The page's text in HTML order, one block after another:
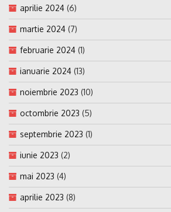
aprilie 2024 (6)
martie 2024 (7)
februarie 2024 (1)
ianuarie 2024 (13)
noiembrie 2023 (10)
octombrie 2023 (5)
septembrie 2023 (1)
iunie 2023 (2)
mai 2023 (4)
aprilie 2023 (8)